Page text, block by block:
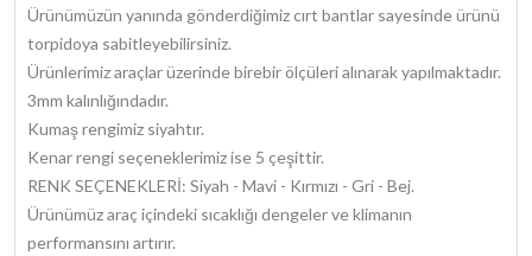
Ürünümüzün yanında gönderdiğimiz cırt bantlar sayesinde ürünü
torpidoya sabitleyebilirsiniz.
Ürünlerimiz araçlar üzerinde birebir ölçüleri alınarak yapılmaktadır.
3mm kalınlığındadır.
Kumaş rengimiz siyahtır.
Kenar rengi seçeneklerimiz ise 5 çeşittir.
RENK SEÇENEKLERİ: Siyah - Mavi - Kırmızı - Gri - Bej.
Ürünümüz araç içindeki sıcaklığı dengeler ve klimanın
performansını artırır.